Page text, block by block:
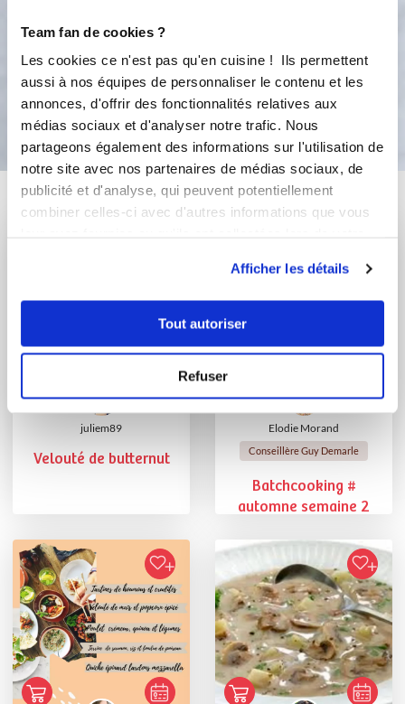
Team fan de cookies ?
Les cookies ce n'est pas qu'en cuisine ! Ils permettent
aussi à nos équipes de personnaliser le contenu et les
annonces, d'offrir des fonctionnalités relatives aux
médias sociaux et d'analyser notre trafic. Nous
partageons également des informations sur l'utilisation de
notre site avec nos partenaires de médias sociaux, de
publicité et d'analyse, qui peuvent potentiellement
combiner celles-ci avec d'autres informations que vous
Afficher les détails
Tout autoriser
Refuser
6
grillées.
Bon appétit !
Vous aimerez aussi ...
juliem89
Velouté de butternut
Elodie Morand
Conseillère Guy Demarle
Batchcooking #
automne semaine 2